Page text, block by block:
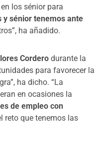
los sénior para
y sénior tenemos ante
ha añadido.
Cordero durante la
para favorecer la
ha dicho. “La
en ocasiones la
de empleo con
reto que tenemos las